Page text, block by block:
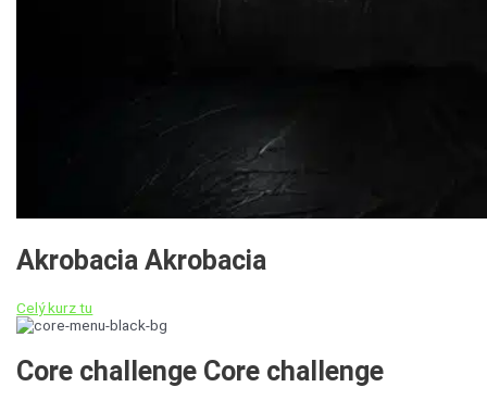
AkrobaciaAkrobacia
Celý kurz tu
Core challenge Core challenge